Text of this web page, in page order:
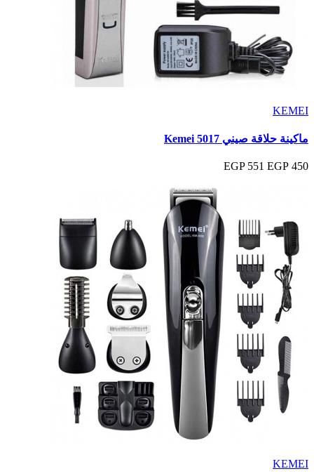
KEMEI
ماكينة حلاقة صيني Kemei 5017
450 EGP
551 EGP
KEMEI